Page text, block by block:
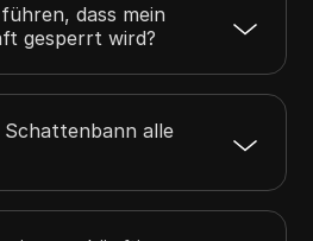
dass mein
gesperrt wird?
alle